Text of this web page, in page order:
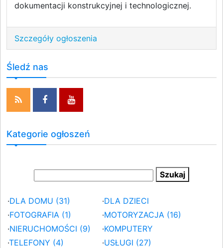
dokumentacji konstrukcyjnej i technologicznej.
Szczegóły ogłoszenia
Śledź nas
Kategorie ogłoszeń
·DLA DOMU (31) ·DLA DZIECI
·FOTOGRAFIA (1) ·MOTORYZACJA (16)
·NIERUCHOMOŚCI (9) ·KOMPUTERY
·TELEFONY (4) ·USŁUGI (27)